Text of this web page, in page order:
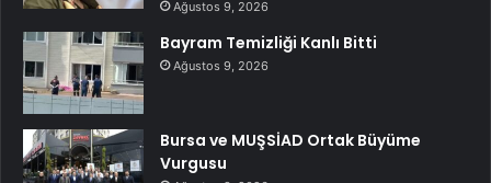
Ağustos 9, 2026
Bayram Temizliği Kanlı Bitti
Ağustos 9, 2026
Bursa ve MUŞSİAD Ortak Büyüme
Vurgusu